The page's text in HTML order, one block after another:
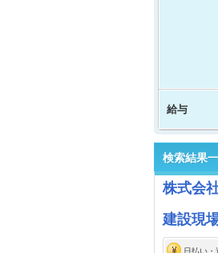
給与
検索結果
株式会
建設現
日払い・